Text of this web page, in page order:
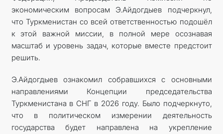
экономическим вопросам Э.Айдогдыев подчеркнул,
что Туркменистан со всей ответственностью подошёл
к этой важной миссии, в полной мере осознавая
масштаб и уровень задач, которые вместе предстоит
решить.
Э.Айдогдыев ознакомил собравшихся с основными
направлениями Концепции председательства
Туркменистана в СНГ в 2026 году. Было подчеркнуто,
что в политическом измерении деятельность
государства будет направлена на укрепление